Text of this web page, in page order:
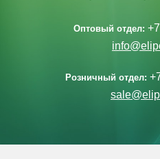
Оптовый отдел:
Розничный отдел: